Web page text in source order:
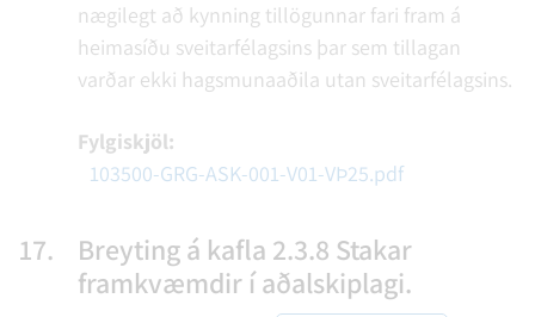
nægilegt að kynning tillögunnar fari fram á
heimasíðu sveitarfélagsins þar sem tillagan
varðar ekki hagsmunaaðila utan sveitarfélagsins.
Fylgiskjöl:
103500-GRG-ASK-001-V01-VÞ25.pdf
17.
Breyting á kafla 2.3.8 Stakar
framkvæmdir í aðalskiplagi.